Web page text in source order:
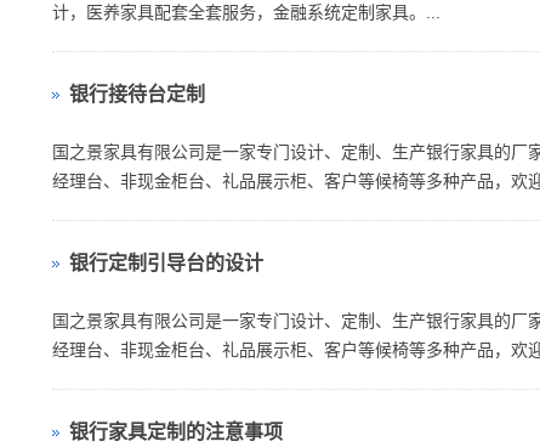
计，医养家具配套全套服务，金融系统定制家具。...
银行接待台定制
国之景家具有限公司是一家专门设计、定制、生产银行家具的
经理台、非现金柜台、礼品展示柜、客户等候椅等多种产品，欢
银行定制引导台的设计
国之景家具有限公司是一家专门设计、定制、生产银行家具的
经理台、非现金柜台、礼品展示柜、客户等候椅等多种产品，欢
银行家具定制的注意事项